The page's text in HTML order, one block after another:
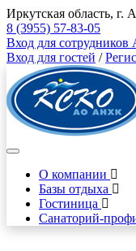
Иркутская область, г.
8 (3955) 57-83-05
Вход для
Вход для гостей /
О компании
Базы отдыха
Гостиница
Санаторий-